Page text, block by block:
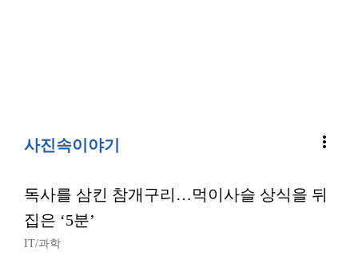
사진속이야기 more_vert
독사를 삼킨 참개구리…먹이사슬 상식을 뒤
집은 ‘5분’
IT/과학